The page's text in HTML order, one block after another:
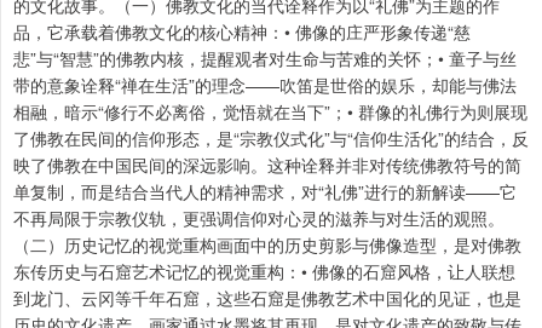
的文化故事。（一）佛教文化的当代诠释作为以“礼佛”为主题的作
品，它承载着佛教文化的核心精神：• 佛像的庄严形象传递“慈
悲”与“智慧”的佛教内核，提醒观者对生命与苦难的关怀；• 童子与丝
带的意象诠释“禅在生活”的理念——吹笛是世俗的娱乐，却能与佛法
相融，暗示“修行不必离俗，觉悟就在当下”；• 群像的礼佛行为则展现
了佛教在民间的信仰形态，是“宗教仪式化”与“信仰生活化”的结合，反
映了佛教在中国民间的深远影响。这种诠释并非对传统佛教符号的简
单复制，而是结合当代人的精神需求，对“礼佛”进行的新解读——它
不再局限于宗教仪轨，更强调信仰对心灵的滋养与对生活的观照。
（二）历史记忆的视觉重构画面中的历史剪影与佛像造型，是对佛教
东传历史与石窟艺术记忆的视觉重构：• 佛像的石窟风格，让人联想
到龙门、云冈等千年石窟，这些石窟是佛教艺术中国化的见证，也是